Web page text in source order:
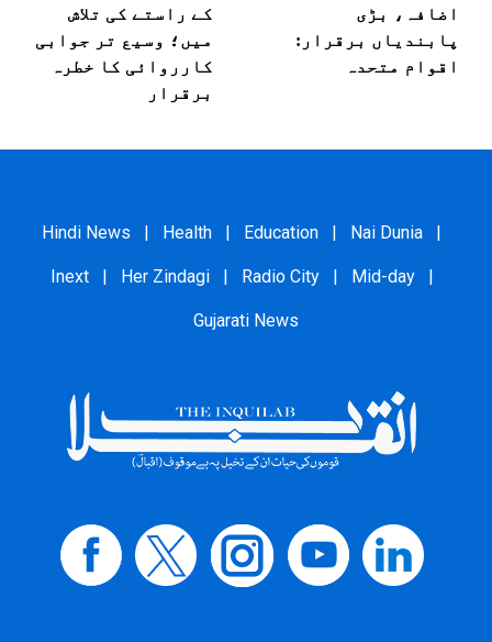
اضافہ، بڑی
پابندیاں برقرار:
اقوام متحدہ
کے راستے کی تلاش
میں؛ وسیع تر جوابی
کارروائی کا خطرہ
برقرار
Hindi News | Health | Education | Nai Dunia |
Inext | Her Zindagi | Radio City | Mid-day |
Gujarati News